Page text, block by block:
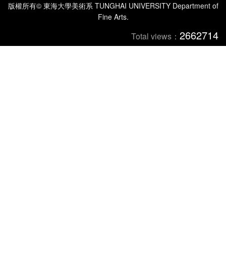
版權所有© 東海大學美術系 TUNGHAI UNIVERSITY Department of
Fine Arts.
Total views： 2662714